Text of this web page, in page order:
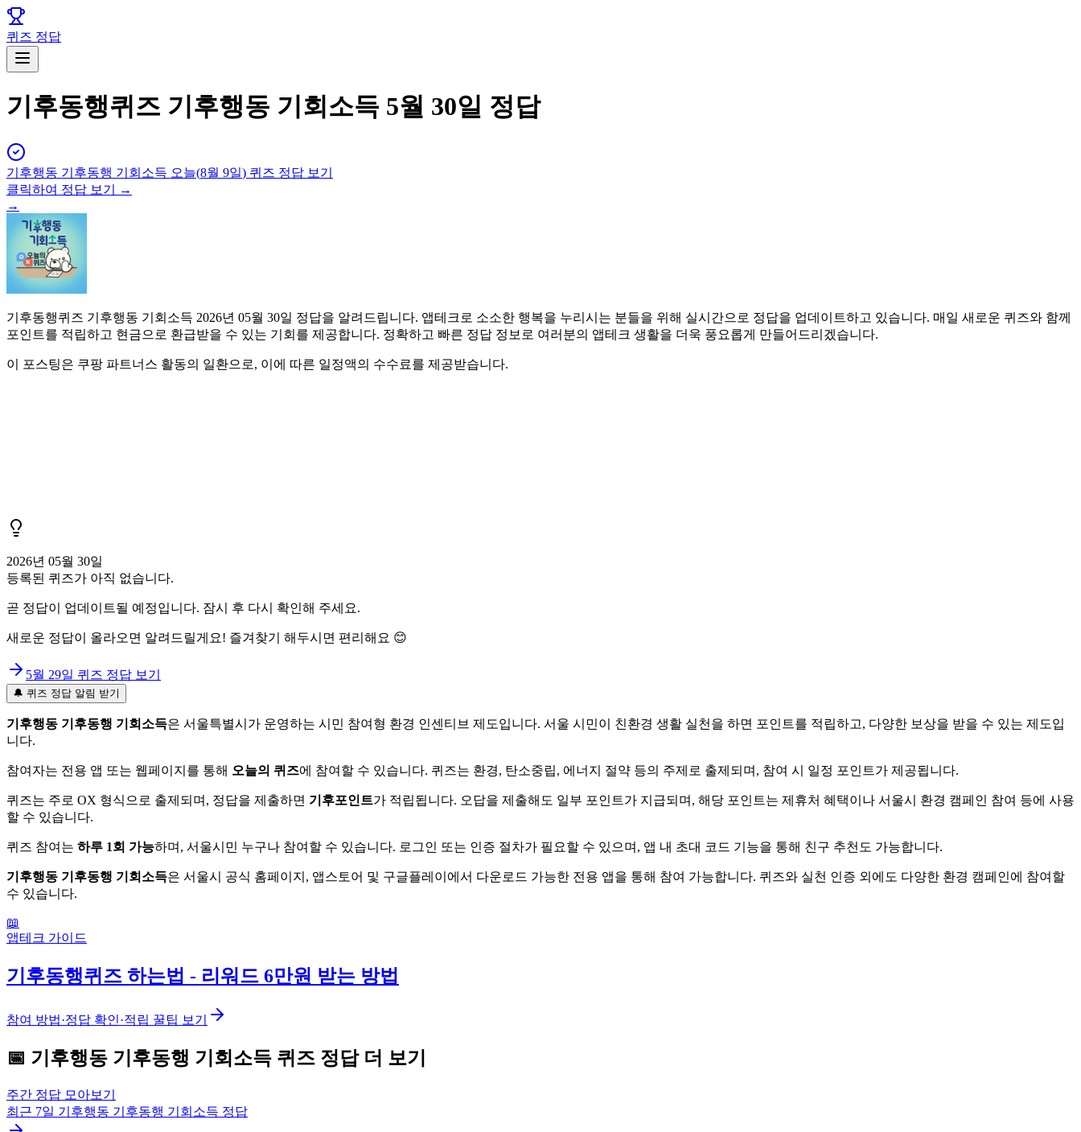
퀴즈 정답
기후동행퀴즈 기후행동 기회소득 5월 30일 정답
기후행동 기후동행 기회소득 오늘(8월 9일) 퀴즈 정답 보기
클릭하여 정답 보기 →
→
기후동행퀴즈 기후행동 기회소득 2026년 05월 30일 정답을 알려드립니다. 앱테크로 소소한 행복을 누리시는 분들을 위해 실시간으로 정답을 업데이트하고 있습니다. 매일 새로운 퀴즈와 함께
포인트를 적립하고 현금으로 환급받을 수 있는 기회를 제공합니다. 정확하고 빠른 정답 정보로 여러분의 앱테크 생활을 더욱 풍요롭게 만들어드리겠습니다.
이 포스팅은 쿠팡 파트너스 활동의 일환으로, 이에 따른 일정액의 수수료를 제공받습니다.
2026년 05월 30일
등록된 퀴즈가 아직 없습니다.
곧 정답이 업데이트될 예정입니다. 잠시 후 다시 확인해 주세요.
새로운 정답이 올라오면 알려드릴게요! 즐겨찾기 해두시면 편리해요 😊
5월 29일 퀴즈 정답 보기
🔔 퀴즈 정답 알림 받기
기후행동 기후동행 기회소득은 서울특별시가 운영하는 시민 참여형 환경 인센티브 제도입니다. 서울 시민이 친환경 생활 실천을 하면 포인트를 적립하고, 다양한 보상을 받을 수 있는 제도입
니다.
참여자는 전용 앱 또는 웹페이지를 통해 오늘의 퀴즈에 참여할 수 있습니다. 퀴즈는 환경, 탄소중립, 에너지 절약 등의 주제로 출제되며, 참여 시 일정 포인트가 제공됩니다.
퀴즈는 주로 OX 형식으로 출제되며, 정답을 제출하면 기후포인트가 적립됩니다. 오답을 제출해도 일부 포인트가 지급되며, 해당 포인트는 제휴처 혜택이나 서울시 환경 캠페인 참여 등에 사용
할 수 있습니다.
퀴즈 참여는 하루 1회 가능하며, 서울시민 누구나 참여할 수 있습니다. 로그인 또는 인증 절차가 필요할 수 있으며, 앱 내 초대 코드 기능을 통해 친구 추천도 가능합니다.
기후행동 기후동행 기회소득은 서울시 공식 홈페이지, 앱스토어 및 구글플레이에서 다운로드 가능한 전용 앱을 통해 참여 가능합니다. 퀴즈와 실천 인증 외에도 다양한 환경 캠페인에 참여할
수 있습니다.
📖
앱테크 가이드
기후동행퀴즈 하는법 - 리워드 6만원 받는 방법
참여 방법·정답 확인·적립 꿀팁 보기
📅 기후행동 기후동행 기회소득 퀴즈 정답 더 보기
주간 정답 모아보기
최근 7일 기후행동 기후동행 기회소득 정답